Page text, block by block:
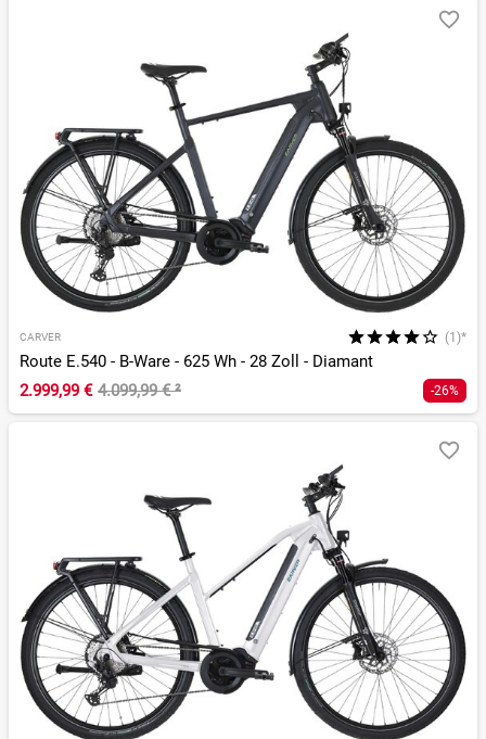
CARVER (1)*
Route E.540 - B-Ware - 625 Wh - 28 Zoll - Diamant
2.999,99 € 4.099,99 €² -26%